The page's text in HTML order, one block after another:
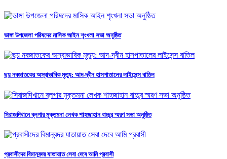
ভাঙ্গা উপজেলা পরিষদের মাসিক আইন শৃংখলা সভা অনুষ্ঠিত
ছয় নবজাতকের অস্বাভাবিক মৃত্যু: আদ-দ্বীন হাসপাতালের লাইসেন্স বাতিল
সিরাজদিখানে ব্লগার মুক্তমনা লেখক শাহজাহান বাচ্চুর স্মরণ সভা অনুষ্ঠিত
প্রবাসীদের বিমানবন্দর যাতায়াত সেবা দেবে আমি প্রবাসী